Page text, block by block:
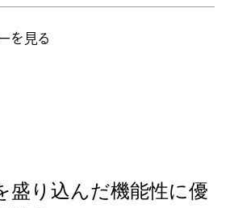
を見る
盛り込んだ機能性に優